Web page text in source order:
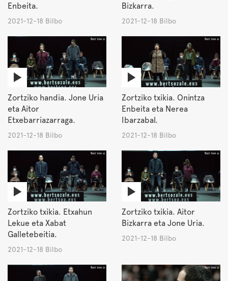
Enbeita.
2021-12-18 Bilbo
Bizkarra.
2021-12-18 Bilbo
Zortziko handia. Jone Uria
eta Aitor
Etxebarriazarraga.
2021-12-18 Bilbo
Zortziko txikia. Onintza
Enbeita eta Nerea
Ibarzabal.
2021-12-18 Bilbo
Zortziko txikia. Etxahun
Lekue eta Xabat
Galletebeitia.
2021-12-18 Bilbo
Zortziko txikia. Aitor
Bizkarra eta Jone Uria.
2021-12-18 Bilbo